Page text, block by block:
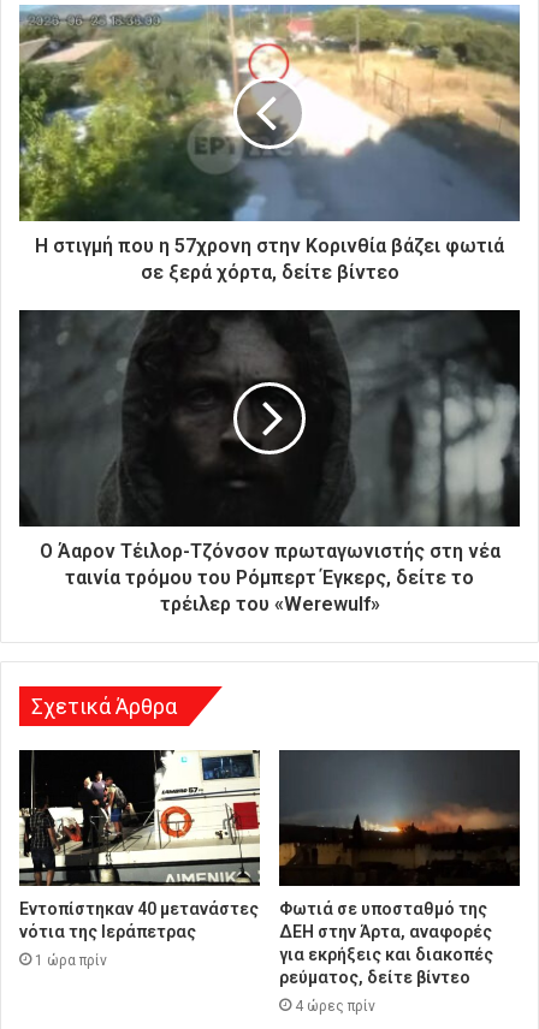
ε
τ
η
ν
η
λ
ε
κ
τ
σ
ς
ε
σ
Η στιγμή που η 57χρονη στην Κορινθία βάζει φωτιά
σε ξερά χόρτα, δείτε βίντεο
Ο Άαρον Τέιλορ-Τζόνσον πρωταγωνιστής στη νέα
ταινία τρόμου του Ρόμπερτ Έγκερς, δείτε το
τρέιλερ του «Werewulf»
Σχετικά Άρθρα
Εντοπίστηκαν 40 μετανάστες
νότια της Ιεράπετρας
1 ώρα πρίν
Φωτιά σε υποσταθμό της
ΔΕΗ στην Άρτα, αναφορές
για εκρήξεις και διακοπές
ρεύματος, δείτε βίντεο
4 ώρες πρίν